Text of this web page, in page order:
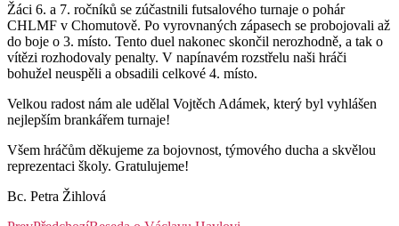
Žáci 6. a 7. ročníků se zúčastnili futsalového turnaje o pohár
CHLMF v Chomutově. Po vyrovnaných zápasech se probojovali až
do boje o 3. místo. Tento duel nakonec skončil nerozhodně, a tak o
vítězi rozhodovaly penalty. V napínavém rozstřelu naši hráči
bohužel neuspěli a obsadili celkové 4. místo.
Velkou radost nám ale udělal Vojtěch Adámek, který byl vyhlášen
nejlepším brankářem turnaje!
Všem hráčům děkujeme za bojovnost, týmového ducha a skvělou
reprezentaci školy. Gratulujeme!
Bc. Petra Žihlová